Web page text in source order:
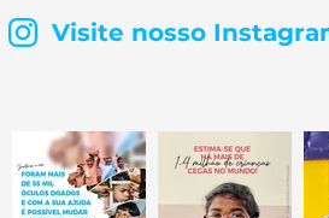
Visite nosso